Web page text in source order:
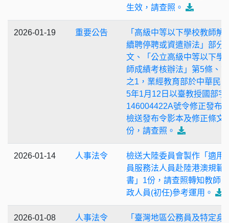
生效，請查照。
2026-01-19 重要公告
「高級中等以下學校教師解
續聘停聘或資遣辦法」部分
文、「公立高級中等以下學
師成績考核辦法」第5條、
之1，業經教育部於中華民
5年1月12日以臺教授國部字
146004422A號令修正發布
檢送發布令影本及修正條文
份，請查照。
2026-01-14 人事法令
檢送大陸委員會製作「適用
員服務法人員赴陸港澳規範
書」1份，請查照轉知教師
政人員(初任)參考運用。
2026-01-08 人事法令
「臺灣地區公務員及特定身